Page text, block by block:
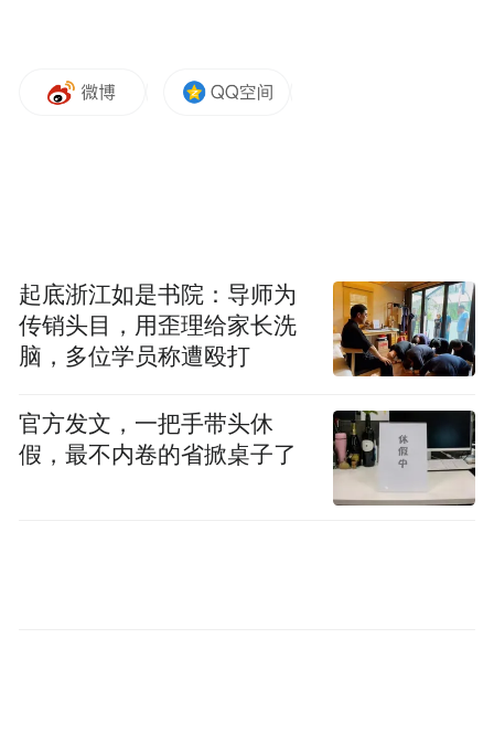
频)为凤凰网旗下自媒体平台“大风号”用户上传并发
布，本平台仅提供信息存储空间服务。
起底浙江如是书院：导师为
传销头目，用歪理给家长洗
脑，多位学员称遭殴打
官方发文，一把手带头休
假，最不内卷的省掀桌子了